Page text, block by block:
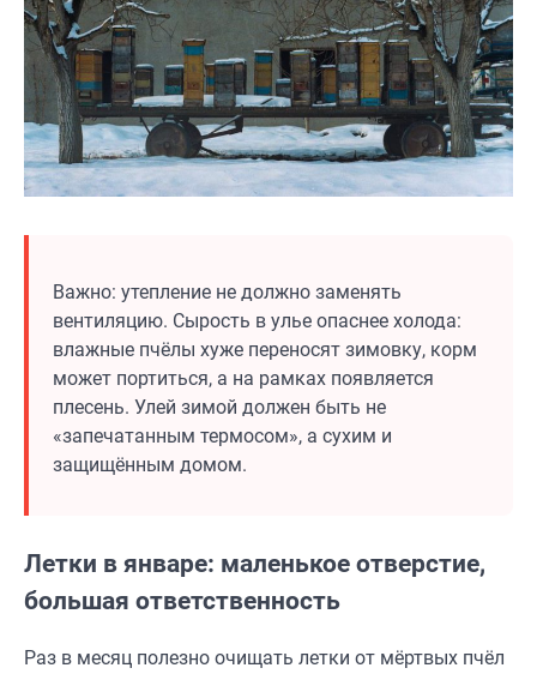
Важно: утепление не должно заменять
вентиляцию. Сырость в улье опаснее холода:
влажные пчёлы хуже переносят зимовку, корм
может портиться, а на рамках появляется
плесень. Улей зимой должен быть не
«запечатанным термосом», а сухим и
защищённым домом.
Летки в январе: маленькое отверстие,
большая ответственность
Раз в месяц полезно очищать летки от мёртвых пчёл